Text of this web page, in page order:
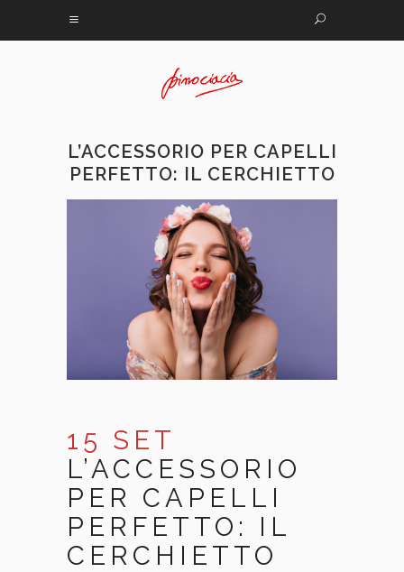
L’ACCESSORIO PER CAPELLI
PERFETTO: IL CERCHIETTO
15 SET
L’ACCESSORIO
PER CAPELLI
PERFETTO: IL
CERCHIETTO